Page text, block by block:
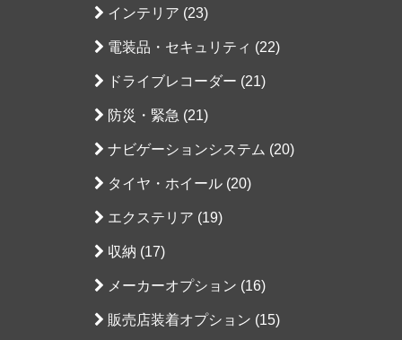
インテリア (23)
電装品・セキュリティ (22)
ドライブレコーダー (21)
防災・緊急 (21)
ナビゲーションシステム (20)
タイヤ・ホイール (20)
エクステリア (19)
収納 (17)
メーカーオプション (16)
販売店装着オプション (15)